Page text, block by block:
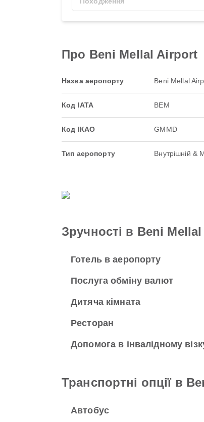
Про Beni Mellal Airport
Назва аеропорту Beni Mellal
Код IATA BEM
Код ІКАО GMMD
Тип аеропорту Внутрішній &
Зручності в Beni
Готель в аеропорту
Послуга обміну валют
Дитяча кімната
Ресторан
Допомога в інвалідному
Транспортні опції в
Автобус